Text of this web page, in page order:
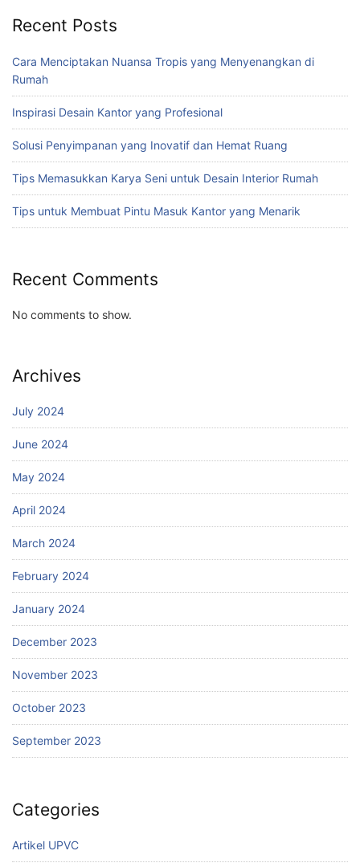
Recent Posts
Cara Menciptakan Nuansa Tropis yang Menyenangkan di
Rumah
Inspirasi Desain Kantor yang Profesional
Solusi Penyimpanan yang Inovatif dan Hemat Ruang
Tips Memasukkan Karya Seni untuk Desain Interior Rumah
Tips untuk Membuat Pintu Masuk Kantor yang Menarik
Recent Comments
No comments to show.
Archives
July 2024
June 2024
May 2024
April 2024
March 2024
February 2024
January 2024
December 2023
November 2023
October 2023
September 2023
Categories
Artikel UPVC